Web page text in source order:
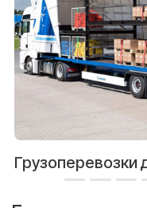
Грузоперевозки